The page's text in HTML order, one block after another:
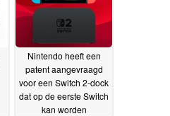
Nintendo heeft een
patent aangevraagd
voor een Switch 2-dock
dat op de eerste Switch
kan worden